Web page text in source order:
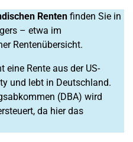
Renten finden Sie in
– etwa im
Rentenübersicht.
eine Rente aus der US-
und lebt in Deutschland.
(DBA) wird
da hier das